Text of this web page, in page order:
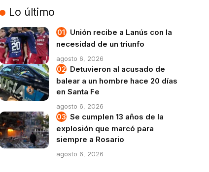
Lo último
Unión recibe a Lanús con la
necesidad de un triunfo
agosto 6, 2026
Detuvieron al acusado de
balear a un hombre hace 20 días
en Santa Fe
agosto 6, 2026
Se cumplen 13 años de la
explosión que marcó para
siempre a Rosario
agosto 6, 2026